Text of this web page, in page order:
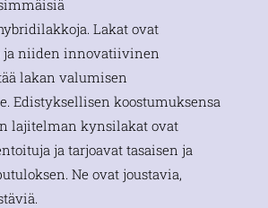
Lakat ovat
ja niiden innovatiivinen
lakan valumisen
Edistyksellisen koostumuksensa
lajitelman kynsilakat ovat
ja tarjoavat tasaisen ja
Ne ovat joustavia,